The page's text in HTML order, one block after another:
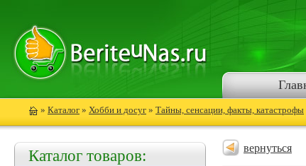
» Каталог » Хобби и досуг » Тайны, сенсации, факты, катастрофы
Каталог товаров: вернуться